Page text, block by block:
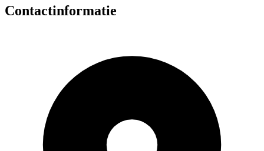
Contactinformatie